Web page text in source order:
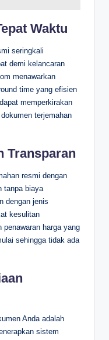
Waktu
seringkali
demi kelancaran
menawarkan
time yang efisien
memperkirakan
terjemahan
Transparan
resmi dengan
tanpa biaya
dengan jenis
kesulitan
penawaran harga yang
sehingga tidak ada
Anda adalah
sistem